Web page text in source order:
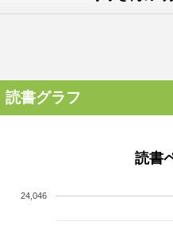
読書グラフ
読書
24,046